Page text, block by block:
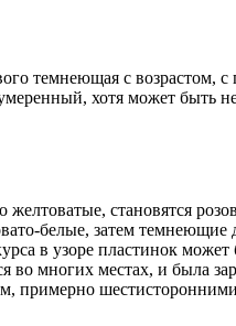
темнеющая с
хотя может быть
становятся
белые, затем
в узоре пластинок
во многих местах, и
примерно